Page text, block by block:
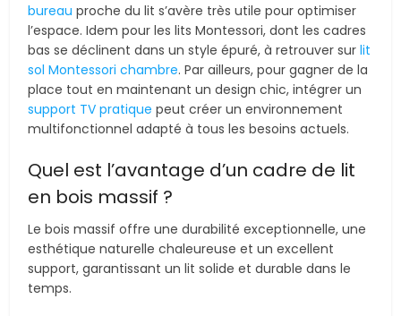
bureau proche du lit s’avère très utile pour optimiser
l’espace. Idem pour les lits Montessori, dont les cadres
bas se déclinent dans un style épuré, à retrouver surlit
sol Montessori chambre. Par ailleurs, pour gagner de la
place tout en maintenant un design chic, intégrer un
support TV pratique peut créer un environnement
multifonctionnel adapté à tous les besoins actuels.
Quel est l’avantage d’un cadre de lit
en bois massif ?
Le bois massif offre une durabilité exceptionnelle, une
esthétique naturelle chaleureuse et un excellent
support, garantissant un lit solide et durable dans le
temps.